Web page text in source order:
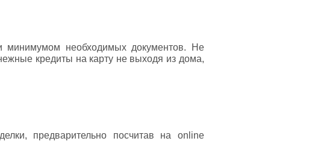
минимумом необходимых документов. Не
кредиты на карту не выходя из дома,
предварительно посчитав на online